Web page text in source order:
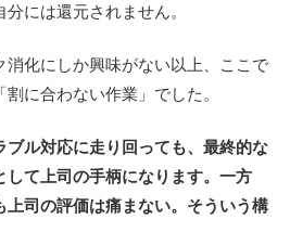
には還元されません。
消化にしか興味がない以上、ここで
に合わない作業」でした。
ブル対応に走り回っても、最終的な
して上司の手柄になります。一方
上司の評価は痛まない。そういう構